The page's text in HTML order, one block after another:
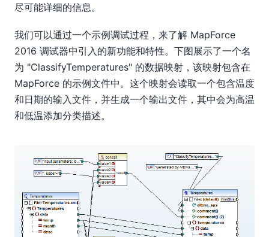
尽可能详细的信息。
我们可以通过一个示例调试过程，来了解 MapForce
2016 调试器中引入的新功能和特性。下图展示了一个名
为 "ClassifyTemperatures" 的数据映射，该映射包含在
MapForce 的示例文件中。这个映射会读取一个包含温度
和日期的输入文件，并生成一个输出文件，其中会为高温
和低温添加分类描述。